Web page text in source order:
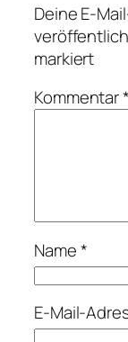
Deine E-
markiert
Kommentar*
Name*
E-Mail-